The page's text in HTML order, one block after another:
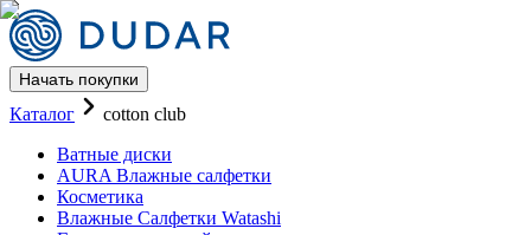
Начать покупки
Каталог AURA Влажные
Каталог
cotton club
Ватные диски
AURA Влажные салфетки
Косметика
Влажные Салфетки Watashi